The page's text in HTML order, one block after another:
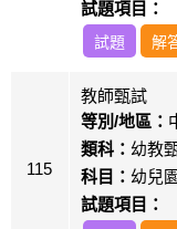
試題項目：
試題 解
115
教師甄試
等別/地區：
類科： 幼教
科目： 幼兒
試題項目：